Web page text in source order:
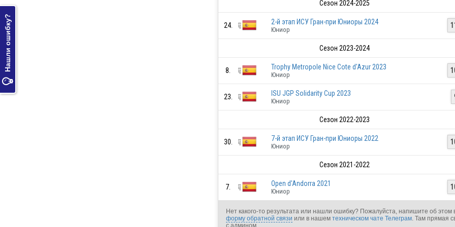

Нашли ошибку?
Сезон 2024-2025
24. 2-й этап ИСУ Гран-при Юниоры 2024
Юниор
Сезон 2023-2024
8. Trophy Metropole Nice Cote d'Azur 2023
Юниор
23. ISU JGP Solidarity Cup 2023
Юниор
Сезон 2022-2023
30. 7-й этап ИСУ Гран-при Юниоры 2022
Юниор
Сезон 2021-2022
7. Open d'Andorra 2021
Юниор
Нет какого-то результата или нашли ошибку? Пожалуйста, напишите об этом
форму обратной связи или в нашем техническом чате Телеграм. Там прямая
с админом.